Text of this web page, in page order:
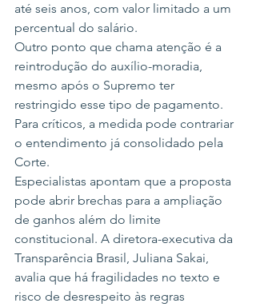
até seis anos, com valor limitado a um
percentual do salário.
Outro ponto que chama atenção é a
reintrodução do auxílio-moradia,
mesmo após o Supremo ter
restringido esse tipo de pagamento.
Para críticos, a medida pode contrariar
o entendimento já consolidado pela
Corte.
Especialistas apontam que a proposta
pode abrir brechas para a ampliação
de ganhos além do limite
constitucional. A diretora-executiva da
Transparência Brasil, Juliana Sakai,
avalia que há fragilidades no texto e
risco de desrespeito às regras